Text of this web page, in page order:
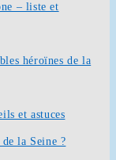
– liste et
héroïnes de la
et astuces
de la Seine ?